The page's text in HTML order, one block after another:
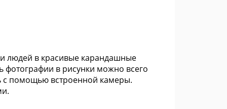
людей в красивые карандашные
фотографии в рисунки можно всего
с помощью встроенной камеры.